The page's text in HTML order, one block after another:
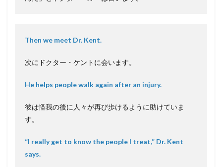
Then we meet Dr. Kent.
次にドクター・ケントに会います。
He helps people walk again after an injury.
彼は怪我の後に人々が再び歩けるように助けていま
す。
“I really get to know the people I treat,” Dr. Kent
says.